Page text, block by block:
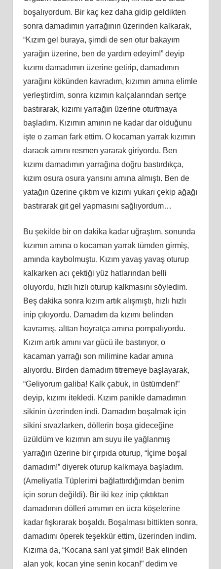
boşalıyordum. Bir kaç kez daha gidip geldikten
sonra damadımın yarrağının üzerinden kalkarak,
“Kızım gel buraya, şimdi de sen otur bakayım
yarağın üzerine, ben de yardım edeyim!” deyip
kızımı damadımın üzerine getirip, damadımın
yarağını kökünden kavradım, kızımın amına elimle
yerleştirdim, sonra kızımın kalçalarından sertçe
bastırarak, kızımı yarrağın üzerine oturtmaya
başladım. Kızımın amının ne kadar dar olduğunu
işte o zaman fark ettim. O kocaman yarrak kızımın
daracık amını resmen yararak giriyordu. Ben
kızımı damadımın yarrağına doğru bastırdıkça,
kızım osura osura yarısını amına almıştı. Ben de
yatağın üzerine çıktım ve kızımı yukarı çekip ağağı
bastırarak git gel yapmasını sağlıyordum…
Bu şekilde bir on dakika kadar uğraştım, sonunda
kızımın amına o kocaman yarrak tümden girmiş,
amında kaybolmuştu. Kızım yavaş yavaş oturup
kalkarken acı çektiği yüz hatlarından belli
oluyordu, hızlı hızlı oturup kalkmasını söyledim.
Beş dakika sonra kızım artık alışmıştı, hızlı hızlı
inip çıkıyordu. Damadım da kızımı belinden
kavramış, alttan hoyratça amına pompalıyordu.
Kızım artık amını var gücü ile bastırıyor, o
kacaman yarrağı son milimine kadar amına
alıyordu. Birden damadım titremeye başlayarak,
“Geliyorum galiba! Kalk çabuk, in üstümden!”
deyip, kızımı itekledi. Kızım panikle damadımın
sikinin üzerinden indi. Damadım boşalmak için
sikini sıvazlarken, döllerin boşa gideceğine
üzüldüm ve kızımın am suyu ile yağlanmış
yarrağın üzerine bir çırpıda oturup, “İçime boşal
damadım!” diyerek oturup kalkmaya başladım.
(Ameliyatla Tüplerimi bağlattırdığımdan benim
için sorun değildi). Bir iki kez inip çıktıktan
damadımın dölleri amımın en ücra köşelerine
kadar fışkırarak boşaldı. Boşalması bittikten sonra,
damadımı öperek teşekkür ettim, üzerinden indim.
Kızıma da, “Kocana sarıl yat şimdi! Bak elinden
alan yok, kocan yine senin kocan!” dedim ve